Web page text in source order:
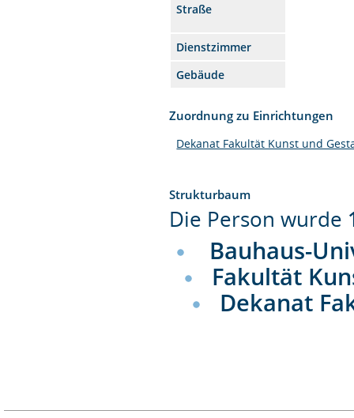
Straße
Dienstzimmer
Gebäude
Zuordnung zu Einrichtungen
Dekanat Fakultät Kunst und
Strukturbaum
Die Person wurde
Bauhaus-
Fakultät
Dekanat